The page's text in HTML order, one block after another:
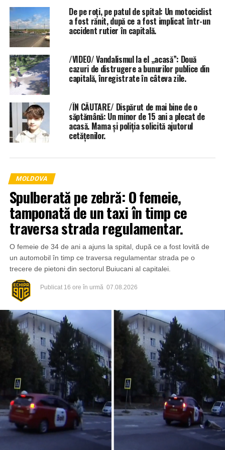
De pe roți, pe patul de spital: Un motociclist
a fost rănit, după ce a fost implicat într-un
accident rutier în capitală.
/VIDEO/ Vandalismul la el „acasă”: Două
cazuri de distrugere a bunurilor publice din
capitală, înregistrate în câteva zile.
/ÎN CĂUTARE/ Dispărut de mai bine de o
săptămână: Un minor de 15 ani a plecat de
acasă. Mama și poliția solicită ajutorul
cetățenilor.
MOLDOVA
Spulberată pe zebră: O femeie,
tamponată de un taxi în timp ce
traversa strada regulamentar.
O femeie de 34 de ani a ajuns la spital, după ce a fost lovită de
un automobil în timp ce traversa regulamentar strada pe o
trecere de pietoni din sectorul Buiucani al capitalei.
Publicat 16 ore în urmă 07.08.2026